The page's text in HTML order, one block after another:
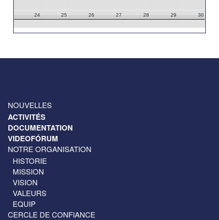
24 25 26 27 28 29 30
NOUVELLES
ACTIVITÉS
DOCUMENTATION
VIDEOFÓRUM
NOTRE ORGANISATION
HISTORIE
MISSION
VISION
VALEURS
EQUIP
CERCLE DE CONFIANCE